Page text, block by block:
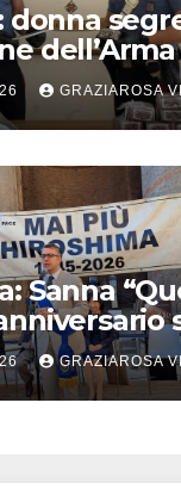
donna
dell’Arma
GRAZIAROSA
Sanna
tutti”
GRAZIAROSA